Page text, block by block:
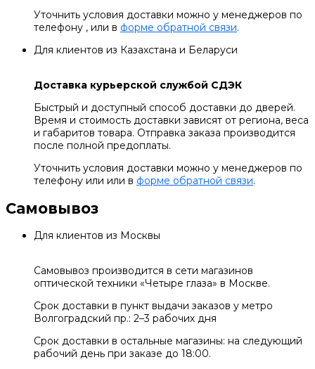
Уточнить условия доставки можно у менеджеров по
телефону , или в форме обратной связи.
Для клиентов из Казахстана и Беларуси
Доставка курьерской службой СДЭК
Быстрый и доступный способ доставки до дверей.
Время и стоимость доставки зависят от региона, веса
и габаритов товара. Отправка заказа производится
после полной предоплаты.
Уточнить условия доставки можно у менеджеров по
телефону или или в форме обратной связи.
Самовывоз
Для клиентов из Москвы
Самовывоз производится в сети магазинов
оптической техники «Четыре глаза» в Москве.
Срок доставки в пункт выдачи заказов у метро
Волгоградский пр.: 2–3 рабочих дня
Срок доставки в остальные магазины: на следующий
рабочий день при заказе до 18:00.